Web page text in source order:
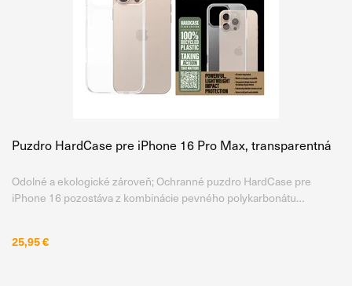
Puzdro HardCase pre iPhone 16 Pro Max, transparentná
Odolné a ekologické zároveň; Ochranné puzdro HardCase pre
iPhone 16 pozostáva z kombinácie pevného polykarbonátu
zabezpečuje
25,95 €